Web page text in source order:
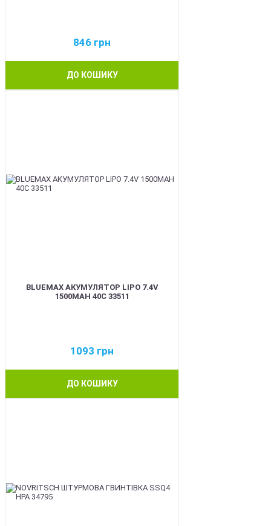
846 грн
ДО КОШИКУ
BLUEMAX АКУМУЛЯТОР LIPO 7.4V
1500MAH 40C 33511
1093 грн
ДО КОШИКУ